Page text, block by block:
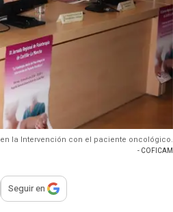
la Intervención con el paciente oncológico.
- COFICAM
para compartir
Seguir en